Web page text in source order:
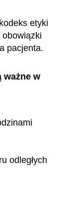
etyki
pacjenta.
ważne w
odległych